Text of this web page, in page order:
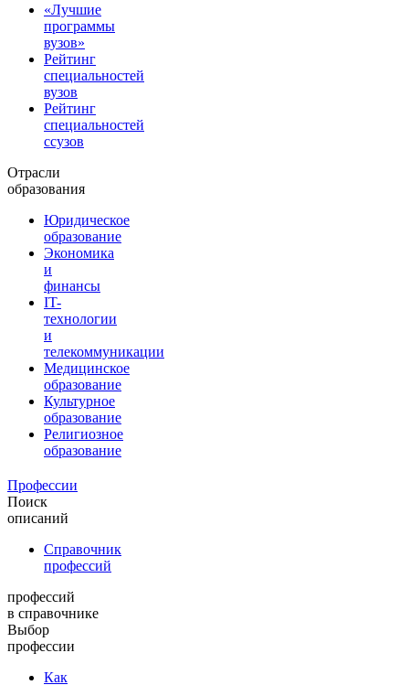
«Лучшие
программы
вузов»
Рейтинг
специальностей
вузов
Рейтинг
специальностей
ссузов
Отрасли
образования
Юридическое
образование
Экономика
и
финансы
IT-
технологии
и
телекоммуникации
Медицинское
образование
Культурное
образование
Религиозное
образование
Профессии
Поиск
описаний
Справочник
профессий
профессий
в справочнике
Выбор
профессии
Как